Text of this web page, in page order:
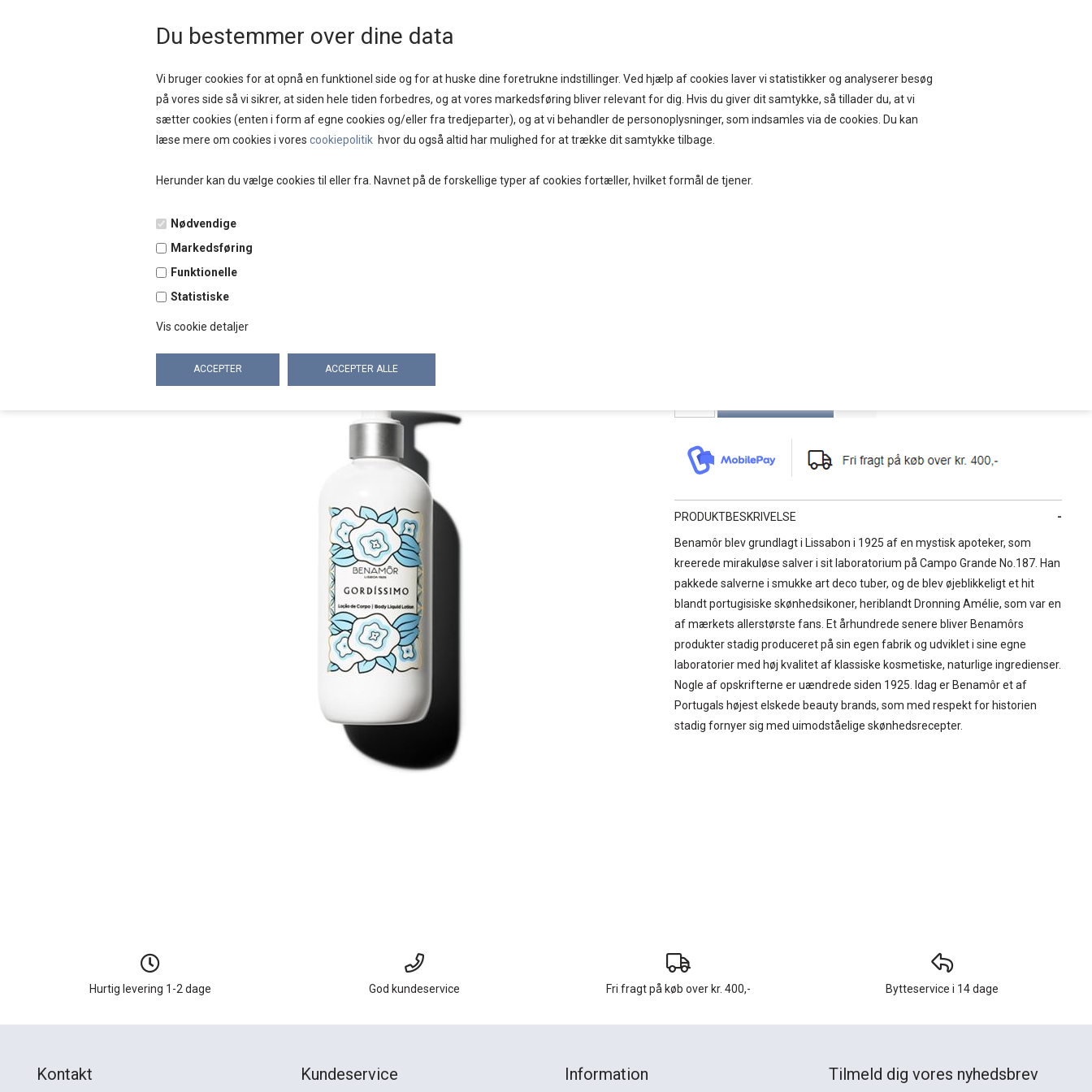
Du bestemmer over dine data
Vi bruger cookies for at opnå en funktionel side og for at huske dine foretrukne indstillinger. Ved hjælp af cookies laver vi statistikker og analyserer besøg
på vores side så vi sikrer, at siden hele tiden forbedres, og at vores markedsføring bliver relevant for dig. Hvis du giver dit samtykke, så tillader du, at vi
sætter cookies (enten i form af egne cookies og/eller fra tredjeparter), og at vi behandler de personoplysninger, som indsamles via de cookies. Du kan
læse mere om cookies i vores cookiepolitik hvor du også altid har mulighed for at trække dit samtykke tilbage.
Herunder kan du vælge cookies til eller fra. Navnet på de forskellige typer af cookies fortæller, hvilket formål de tjener.
Nødvendige
Markedsføring
Funktionelle
Statistiske
Vis cookie detaljer
NYHEDER SALE BRANDS DAMETØJ SKO ACCESSORIES
PRODUKTBESKRIVELSE
Benamôr blev grundlagt i Lissabon i 1925 af en mystisk apoteker, som
kreerede mirakuløse salver i sit laboratorium på Campo Grande No.187. Han
pakkede salverne i smukke art deco tuber, og de blev øjeblikkeligt et hit
blandt portugisiske skønhedsikoner, heriblandt Dronning Amélie, som var en
af mærkets allerstørste fans. Et århundrede senere bliver Benamôrs
produkter stadig produceret på sin egen fabrik og udviklet i sine egne
laboratorier med høj kvalitet af klassiske kosmetiske, naturlige ingredienser.
Nogle af opskrifterne er uændrede siden 1925. Idag er Benamôr et af
Portugals højest elskede beauty brands, som med respekt for historien
stadig fornyer sig med uimodståelige skønhedsrecepter.
Hurtig levering 1-2 dage God kundeservice Fri fragt på køb over kr. 400,- Bytteservice i 14 dage
Kontakt Kundeservice Information Tilmeld dig vores nyhedsbrev